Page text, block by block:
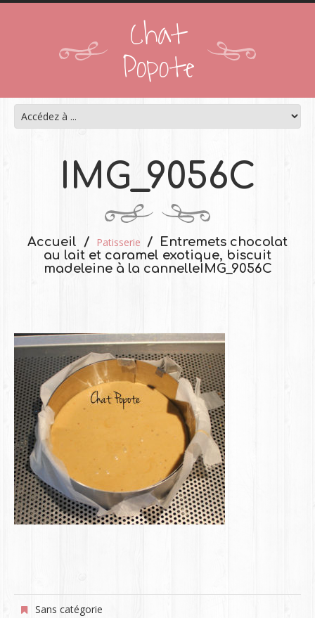
Chat
Popote
IMG_9056C
Accueil Patisserie
Entremets chocolat
au lait et caramel exotique, biscuit
madeleine à la cannelleIMG_9056C
Sans catégorie